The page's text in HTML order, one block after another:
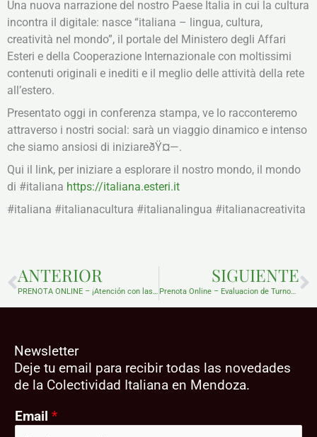
Una nuova narrazione del nostro Paese Italia in cui la cultura
incontra il digitale: nasce “italiana – lingua, cultura,
creatività nel mondo”, il portale del Ministero degli Affari
Esteri e della Cooperazione Internazionale con moltissimi
contenuti originali e inediti e il meglio delle attività della rete
all’estero.
Presentato oggi in conferenza stampa, ve lo racconteremo
attraverso i nostri social: sarà un viaggio dinamico e intenso
che siamo ansiosi di iniziareðŸ¤—.
Qui il link, per iniziare a esplorare il nostro mondo, il mondo
di #italiana https://italiana.esteri.it
#italiana #italianacultura #italianalingua #italianacreativita
ANTERIOR
PRENOTA ONLINE – ¡Atención con las ofertas engañosas! ¡El servicio siempre es gratuito!
SIGUIENTE
Prenota Online – Evaluacion de Turnos obtenidos con Direccion IP ubicadas fuera del Territorio Argentino
Newsletter
Deje tu email para recibir todas las novedades
de la Colectividad Italiana en Mendoza.
Email *